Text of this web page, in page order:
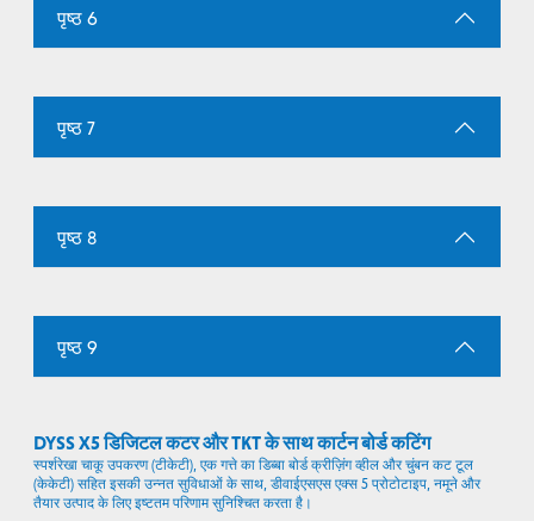
पृष्ठ 6
पृष्ठ 7
पृष्ठ 8
पृष्ठ 9
DYSS X5 डिजिटल कटर और TKT के साथ कार्टन बोर्ड कटिंग
स्पर्शरेखा चाकू उपकरण (टीकेटी), एक गत्ते का डिब्बा बोर्ड क्रीज़िंग व्हील और चुंबन कट टूल
(केकेटी) सहित इसकी उन्नत सुविधाओं के साथ, डीवाईएसएस एक्स 5 प्रोटोटाइप, नमूने और
तैयार उत्पाद के लिए इष्टतम परिणाम सुनिश्चित करता है।